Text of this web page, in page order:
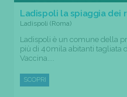
Ladispoli la spiaggia dei
Ladispoli (Roma)
Ladispoli è un comune della
più di 40mila abitanti tagliata
Vaccina....
SCOPRI